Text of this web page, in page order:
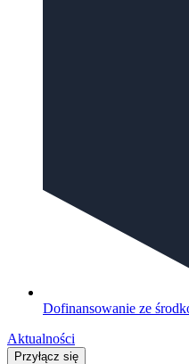
Dofinansowanie ze
Aktualności
Przyłącz się